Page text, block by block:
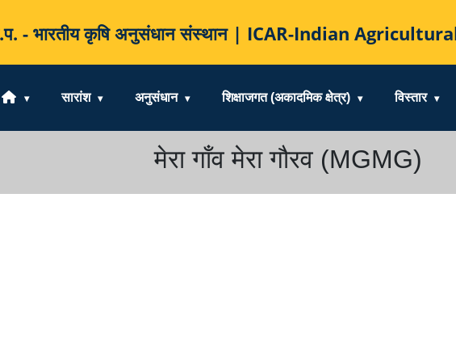
- भारतीय कृषि अनुसंधान संस्थान | ICAR-Indian
सारांश अनुसंधान शिक्षाजगत (अकादमिक क्षेत्र) विस्तार
मेरा गाँव मेरा गौरव (MGMG)